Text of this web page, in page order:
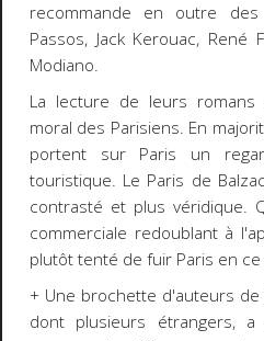
recommande en outre
Passos, Jack Kerouac, René
Modiano.
La lecture de leurs
moral des Parisiens. En
portent sur Paris un
touristique. Le Paris de
contrasté et plus véridique.
commerciale redoublant à
plutôt tenté de fuir Paris en
+ Une brochette d'auteurs de
dont plusieurs étrangers,